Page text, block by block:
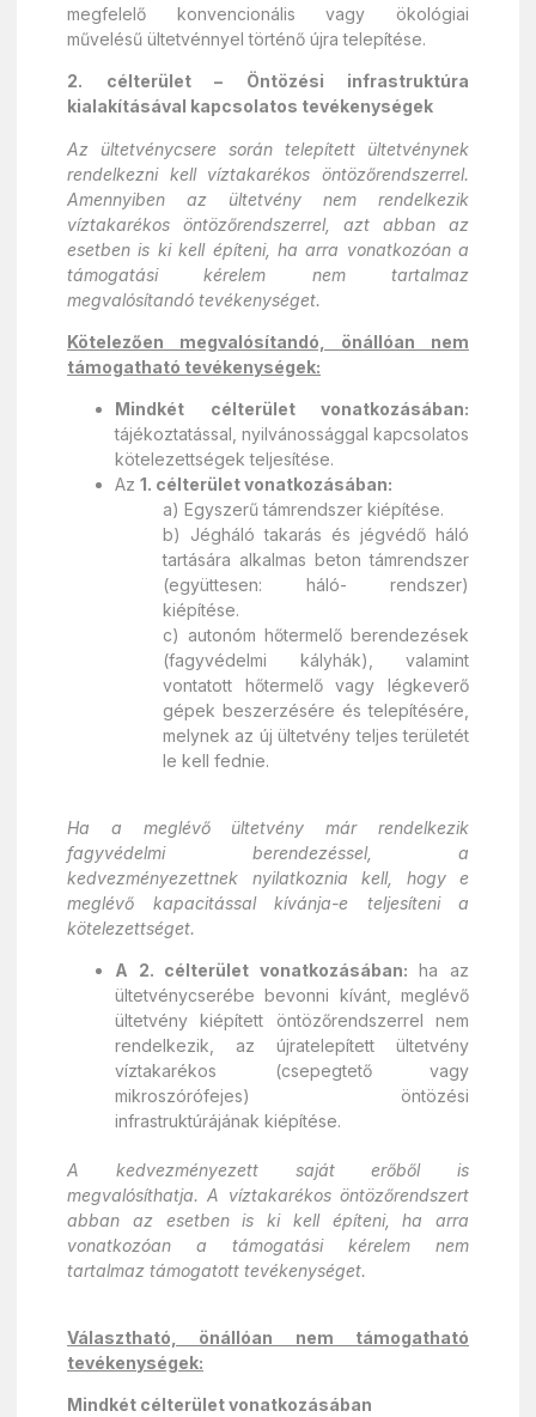
megfelelő konvencionális vagy ökológiai
művelésű ültetvénnyel történő újra telepítése.
2. célterület – Öntözési infrastruktúra
kialakításával kapcsolatos tevékenységek
Az ültetvénycsere során telepített ültetvénynek
rendelkezni kell víztakarékos öntözőrendszerrel.
Amennyiben az ültetvény nem rendelkezik
víztakarékos öntözőrendszerrel, azt abban az
esetben is ki kell építeni, ha arra vonatkozóan a
támogatási kérelem nem tartalmaz
megvalósítandó tevékenységet.
Kötelezően megvalósítandó, önállóan nem
támogatható tevékenységek:
Mindkét célterület vonatkozásában:
tájékoztatással, nyilvánossággal kapcsolatos
kötelezettségek teljesítése.
Az 1. célterület vonatkozásában:
a) Egyszerű támrendszer kiépítése.
b) Jégháló takarás és jégvédő háló
tartására alkalmas beton támrendszer
(együttesen: háló- rendszer)
kiépítése.
c) autonóm hőtermelő berendezések
(fagyvédelmi kályhák), valamint
vontatott hőtermelő vagy légkeverő
gépek beszerzésére és telepítésére,
melynek az új ültetvény teljes területét
le kell fednie.
Ha a meglévő ültetvény már rendelkezik
fagyvédelmi berendezéssel, a
kedvezményezettnek nyilatkoznia kell, hogy e
meglévő kapacitással kívánja-e teljesíteni a
kötelezettséget.
A 2. célterület vonatkozásában: ha az
ültetvénycserébe bevonni kívánt, meglévő
ültetvény kiépített öntözőrendszerrel nem
rendelkezik, az újratelepített ültetvény
víztakarékos (csepegtető vagy
mikroszórófejes) öntözési
infrastruktúrájának kiépítése.
A kedvezményezett saját erőből is
megvalósíthatja. A víztakarékos öntözőrendszert
abban az esetben is ki kell építeni, ha arra
vonatkozóan a támogatási kérelem nem
tartalmaz támogatott tevékenységet.
Választható, önállóan nem támogatható
tevékenységek:
Mindkét célterület vonatkozásában